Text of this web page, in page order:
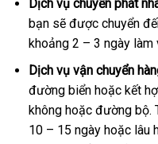
Dịch vụ chuyển phát
bạn sẽ được chuyển
khoảng 2 – 3 ngày làm
Dịch vụ vận chuyển
đường biển hoặc kết
không hoặc đường bộ.
10 – 15 ngày hoặc lâu